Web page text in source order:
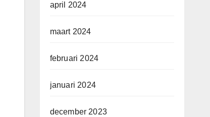
april 2024
maart 2024
februari 2024
januari 2024
december 2023